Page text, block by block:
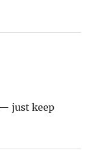
just keep